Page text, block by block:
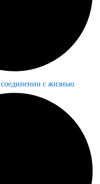
соединении с жизнью